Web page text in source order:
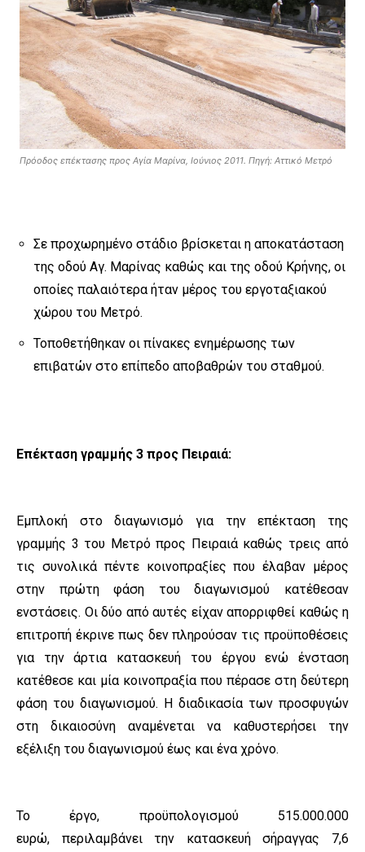
Πρόοδος επέκτασης προς Αγία Μαρίνα, Ιούνιος 2011. Πηγή: Αττικό Μετρό
Σε προχωρημένο στάδιο βρίσκεται η αποκατάσταση
της οδού Αγ. Μαρίνας καθώς και της οδού Κρήνης, οι
οποίες παλαιότερα ήταν μέρος του εργοταξιακού
χώρου του Μετρό.
Τοποθετήθηκαν οι πίνακες ενημέρωσης των
επιβατών στο επίπεδο αποβαθρών του σταθμού.
Επέκταση γραμμής 3 προς Πειραιά:
Εμπλοκή στο διαγωνισμό για την επέκταση της
γραμμής 3 του Μετρό προς Πειραιά καθώς τρεις από
τις συνολικά πέντε κοινοπραξίες που έλαβαν μέρος
στην πρώτη φάση του διαγωνισμού κατέθεσαν
ενστάσεις. Οι δύο από αυτές είχαν απορριφθεί καθώς η
επιτροπή έκρινε πως δεν πληρούσαν τις προϋποθέσεις
για την άρτια κατασκευή του έργου ενώ ένσταση
κατέθεσε και μία κοινοπραξία που πέρασε στη δεύτερη
φάση του διαγωνισμού. Η διαδικασία των προσφυγών
στη δικαιοσύνη αναμένεται να καθυστερήσει την
εξέλιξη του διαγωνισμού έως και ένα χρόνο.
Το έργο, προϋπολογισμού 515.000.000
ευρώ, περιλαμβάνει την κατασκευή σήραγγας 7,6